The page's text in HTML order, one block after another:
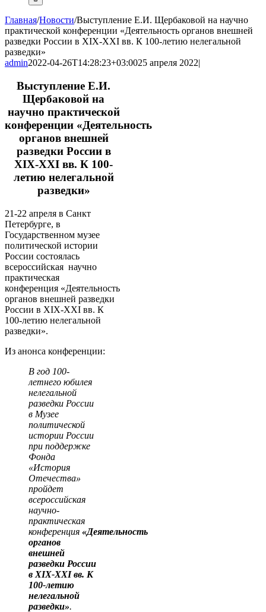
Главная/Новости/Выступление Е.И. Щербаковой на научно
практической конференции «Деятельность органов внешней
разведки России в XIX-XXI вв. К 100-летию нелегальной
разведки»
admin2022-04-26T14:28:23+03:0025 апреля 2022|
Выступление Е.И.
Щербаковой на
научно практической
конференции «Деятельность
органов внешней
разведки России в
XIX-XXI вв. К 100-
летию нелегальной
разведки»
21-22 апреля в Санкт
Петербурге, в
Государственном музее
политической истории
России состоялась
всероссийская научно
практическая
конференция «Деятельность
органов внешней разведки
России в XIX-XXI вв. К
100-летию нелегальной
разведки».
Из анонса конференции:
В год 100-
летнего юбилея
нелегальной
разведки России
в Музее
политической
истории России
при поддержке
Фонда
«История
Отечества»
пройдет
всероссийская
научно-
практическая
конференция «Деятельность
органов
внешней
разведки России
в XIX-XXI вв. К
100-летию
нелегальной
разведки».